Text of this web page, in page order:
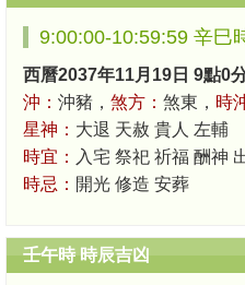
9:00:00-10:59:59 辛巳
西曆2037年11月19日 9點0
沖： 沖豬， 煞方： 煞東， 時
星神： 大退 天赦 貴人 左輔
時宜： 入宅 祭祀 祈福 酬神
時忌： 開光 修造 安葬
壬午時 時辰吉凶